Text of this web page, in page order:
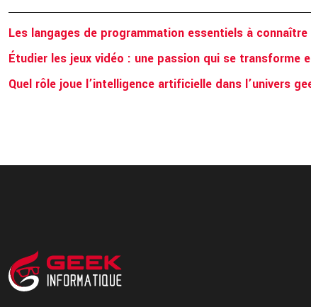
Les langages de programmation essentiels à
Étudier les jeux vidéo : une passion qui se transforme
Quel rôle joue l’intelligence artificielle dans l’univers